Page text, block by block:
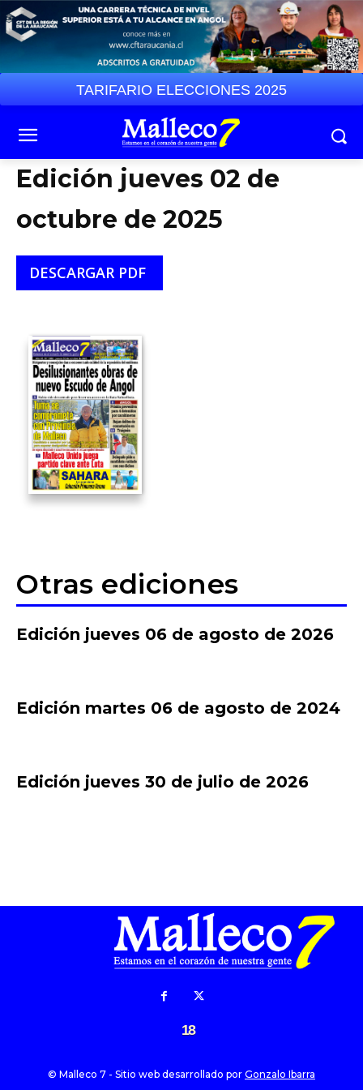
TARIFARIO ELECCIONES 2025
Edición jueves 02 de
octubre de 2025
DESCARGAR PDF
Otras ediciones
Edición jueves 06 de agosto de 2026
Edición martes 06 de agosto de 2024
Edición jueves 30 de julio de 2026
18
© Malleco 7 - Sitio web desarrollado por Gonzalo Ibarra